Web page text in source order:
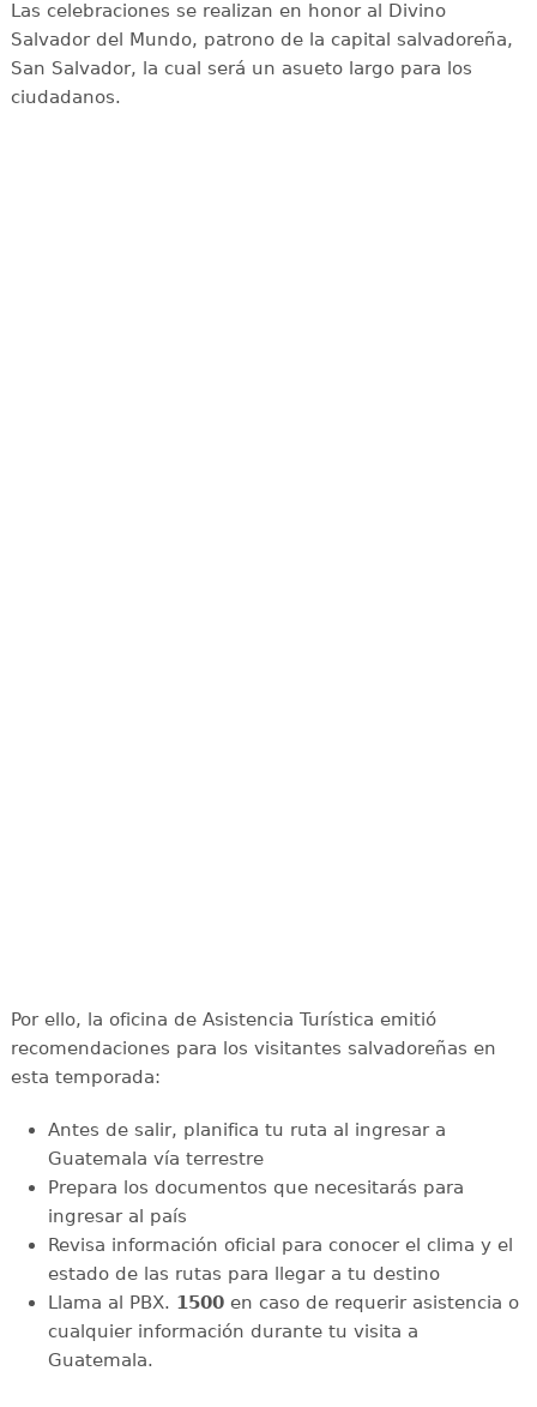
Las celebraciones se realizan en honor al Divino
Salvador del Mundo, patrono de la capital salvadoreña,
San Salvador, la cual será un asueto largo para los
ciudadanos.
Por ello, la oficina de Asistencia Turística emitió
recomendaciones para los visitantes salvadoreñas en
esta temporada:
Antes de salir, planifica tu ruta al ingresar a
Guatemala vía terrestre
Prepara los documentos que necesitarás para
ingresar al país
Revisa información oficial para conocer el clima y el
estado de las rutas para llegar a tu destino
Llama al PBX. 1500 en caso de requerir asistencia o
cualquier información durante tu visita a
Guatemala.